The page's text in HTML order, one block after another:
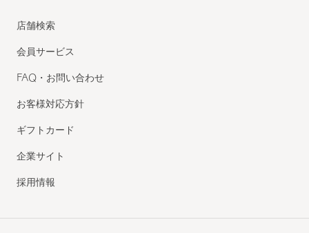
店舗検索
会員サービス
FAQ・お問い合わせ
お客様対応方針
ギフトカード
企業サイト
採用情報